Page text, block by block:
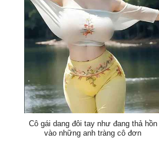
Cô gái dang đôi tay như đang thả hồn
vào những anh tràng cô đơn